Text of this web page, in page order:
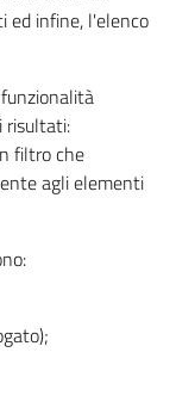
ed infine, l'elenco
risultati:
filtro che
agli elementi